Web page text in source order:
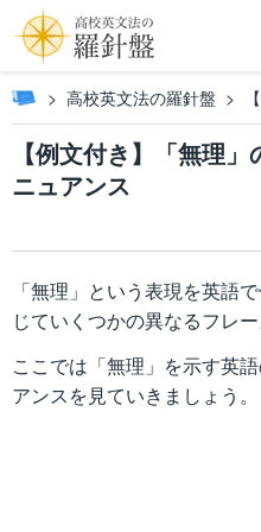
高校英文法の羅針盤
【例文付き】「無理
ニュアンス
「無理」という表現を英語
じていくつかの異なるフレー
ここでは「無理」を示す英
アンスを見ていきましょう。